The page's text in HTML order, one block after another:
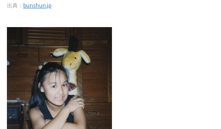
出典： bunshun.jp